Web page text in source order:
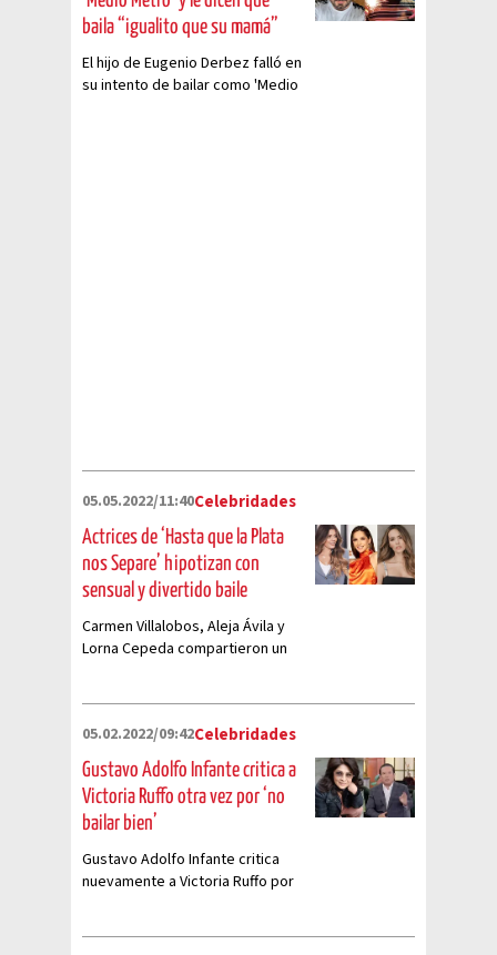
baila “igualito que su mamá”
El hijo de Eugenio Derbez falló en
su intento de bailar como 'Medio
05.05.2022/11:40Celebridades
Actrices de ‘Hasta que la Plata
nos Separe’ hipotizan con
sensual y divertido baile
Carmen Villalobos, Aleja Ávila y
Lorna Cepeda compartieron un
05.02.2022/09:42Celebridades
Gustavo Adolfo Infante critica a
Victoria Ruffo otra vez por ‘no
bailar bien’
Gustavo Adolfo Infante critica
nuevamente a Victoria Ruffo por